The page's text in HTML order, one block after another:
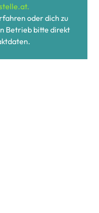
oder dich zu
Betrieb bitte direkt